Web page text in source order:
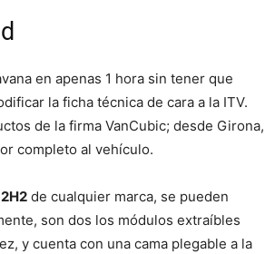
en apenas 1 hora sin tener que
la ficha técnica de cara a la ITV.
de la firma VanCubic; desde Girona,
completo al vehículo.
de cualquier marca, se pueden
son dos los módulos extraíbles
y cuenta con una cama plegable a la